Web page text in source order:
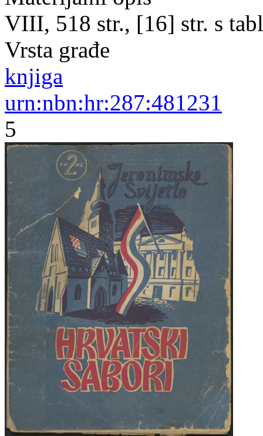
VIII, 518 str., [16] str. s
Vrsta građe
knjiga
urn:nbn:hr:287:481231
5